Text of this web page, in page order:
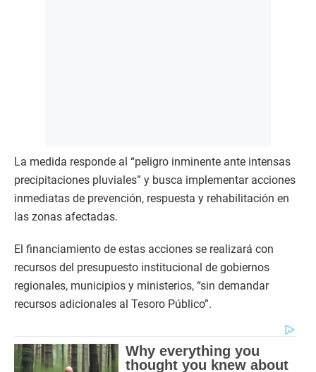
La medida responde al “peligro inminente ante intensas
precipitaciones pluviales” y busca implementar acciones
inmediatas de prevención, respuesta y rehabilitación en
las zonas afectadas.
El financiamiento de estas acciones se realizará con
recursos del presupuesto institucional de gobiernos
regionales, municipios y ministerios, “sin demandar
recursos adicionales al Tesoro Público”.